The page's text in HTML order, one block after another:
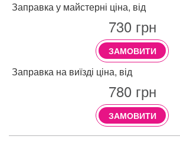
Заправка у майстерні ціна, від
730грн
ЗАМОВИТИ
Заправка на виїзді ціна, від
780грн
ЗАМОВИТИ